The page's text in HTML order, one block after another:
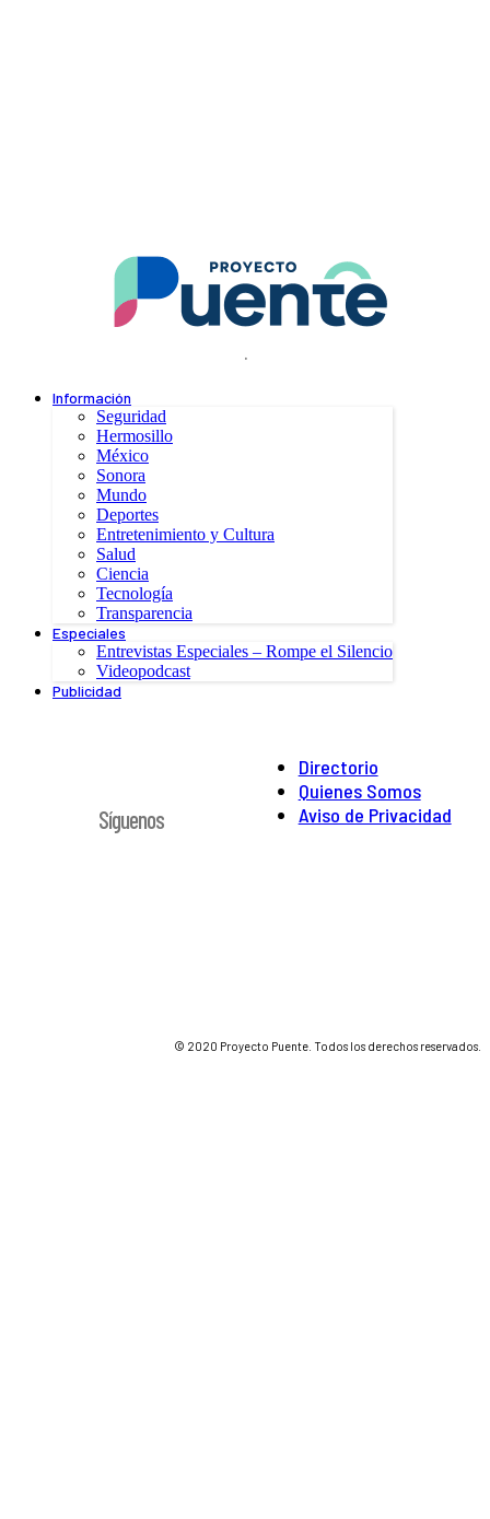
.
Información
Seguridad
Hermosillo
México
Sonora
Mundo
Deportes
Entretenimiento y Cultura
Salud
Ciencia
Tecnología
Transparencia
Especiales
Entrevistas Especiales – Rompe el Silencio
Videopodcast
Publicidad
Directorio
Quienes Somos
Aviso de Privacidad
Síguenos
© 2020 Proyecto Puente. Todos los derechos reservados.